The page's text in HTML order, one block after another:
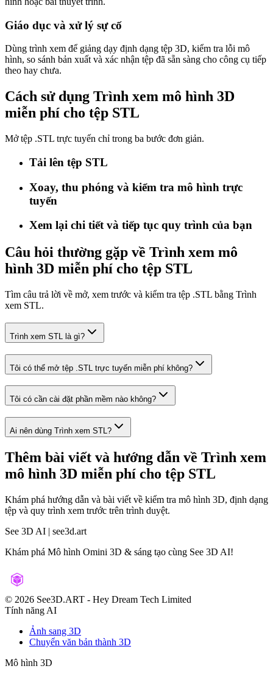
Giáo dục và xử lý sự cố
Dùng trình xem để giảng dạy định dạng tệp 3D, kiểm tra lỗi mô
hình, so sánh bản xuất và xác nhận tệp đã sẵn sàng cho công cụ tiếp
theo hay chưa.
Cách sử dụng Trình xem mô hình 3D
miễn phí cho tệp STL
Mở tệp .STL trực tuyến chỉ trong ba bước đơn giản.
Tải lên tệp STL
Xoay, thu phóng và kiểm tra mô hình trực
tuyến
Xem lại chi tiết và tiếp tục quy trình của bạn
Câu hỏi thường gặp về Trình xem mô
hình 3D miễn phí cho tệp STL
Tìm câu trả lời về mở, xem trước và kiểm tra tệp .STL bằng Trình
xem STL.
Trình xem STL là gì?
Tôi có thể mở tệp .STL trực tuyến miễn phí không?
Tôi có cần cài đặt phần mềm nào không?
Ai nên dùng Trình xem STL?
Thêm bài viết và hướng dẫn về Trình xem
mô hình 3D miễn phí cho tệp STL
Khám phá hướng dẫn và bài viết về kiểm tra mô hình 3D, định dạng
tệp và quy trình xem trước trên trình duyệt.
See 3D AI | see3d.art
Khám phá Mô hình Omini 3D & sáng tạo cùng See 3D AI!
©️ 2026 See3D.ART - Hey Dream Tech Limited
Tính năng AI
Ảnh sang 3D
Chuyển văn bản thành 3D
Mô hình 3D